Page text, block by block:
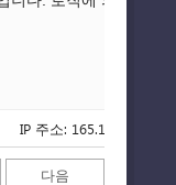
IP 주소: 165.141.132.200
다음